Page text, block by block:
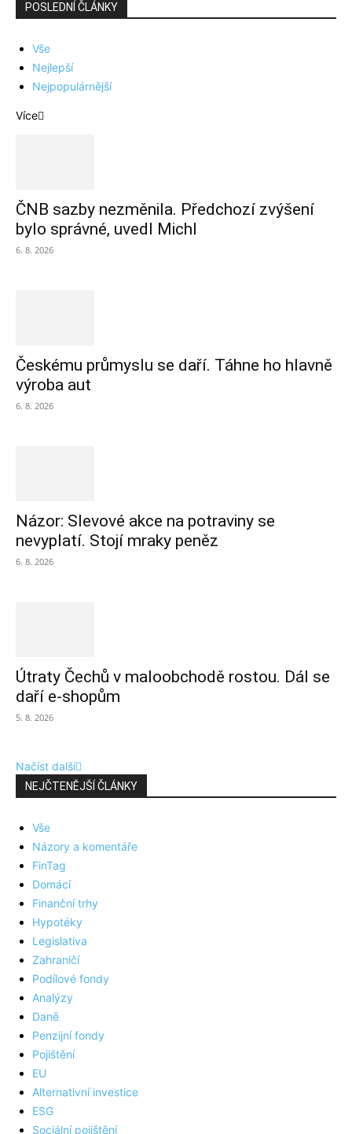
POSLEDNÍ ČLÁNKY
Vše
Nejlepší
Nejpopulárnější
Více
ČNB sazby nezměnila. Předchozí zvýšení
bylo správné, uvedl Michl
6. 8. 2026
Českému průmyslu se daří. Táhne ho hlavně
výroba aut
6. 8. 2026
Názor: Slevové akce na potraviny se
nevyplatí. Stojí mraky peněz
6. 8. 2026
Útraty Čechů v maloobchodě rostou. Dál se
daří e-shopům
5. 8. 2026
Načíst další
NEJČTENĚJŠÍ ČLÁNKY
Vše
Názory a komentáře
FinTag
Domácí
Finanční trhy
Hypotéky
Legislativa
Zahraničí
Podílové fondy
Analýzy
Daně
Penzijní fondy
Pojištění
EU
Alternativní investice
ESG
Sociální pojištění